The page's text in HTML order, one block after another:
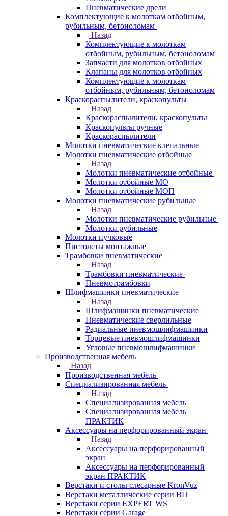
Пневматические дрели
Комплектующие к молоткам отбойным,
рубильным, бетоноломам
Назад
Комплектующие к молоткам
отбойным, рубильным, бетоноломам
Запчасти для молотков отбойных
Клапаны для молотков отбойных
Комплектующие к молоткам
отбойным, рубильным, бетоноломам
Краскораспылители, краскопульты
Назад
Краскораспылители, краскопульты
Краскопульты ручные
Краскораспылители
Молотки пневматические клепальные
Молотки пневматические отбойные
Назад
Молотки пневматические отбойные
Молотки отбойные МО
Молотки отбойные МОП
Молотки пневматические рубильные
Назад
Молотки пневматические рубильные
Молотки рубильные
Молотки пучковые
Пистолеты монтажные
Трамбовки пневматические
Назад
Трамбовки пневматические
Пневмотрамбовки
Шлифмашинки пневматические
Назад
Шлифмашинки пневматические
Пневматические сверлильные
Радиальные пневмошлифмашинки
Торцевые пневмошлифмашинки
Угловые пневмошлифмашинки
Производственная мебель
Назад
Производственная мебель
Cпециализированная мебель
Назад
Cпециализированная мебель
Специализированная мебель
ПРАКТИК
Аксессуары на перфорированный экран
Назад
Аксессуары на перфорированный
экран
Аксессуары на перфорированный
экран ПРАКТИК
Верстаки и столы слесарные KronVuz
Верстаки металлические серии ВП
Верстаки серии EXPERT WS
Верстаки серии Garage